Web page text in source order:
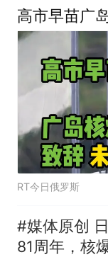
高市早苗广
RT今日俄罗斯
#媒体原创
81周年，核